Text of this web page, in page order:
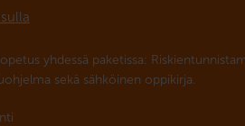
yhdessä paketissa:
sekä sähköinen oppikirja.